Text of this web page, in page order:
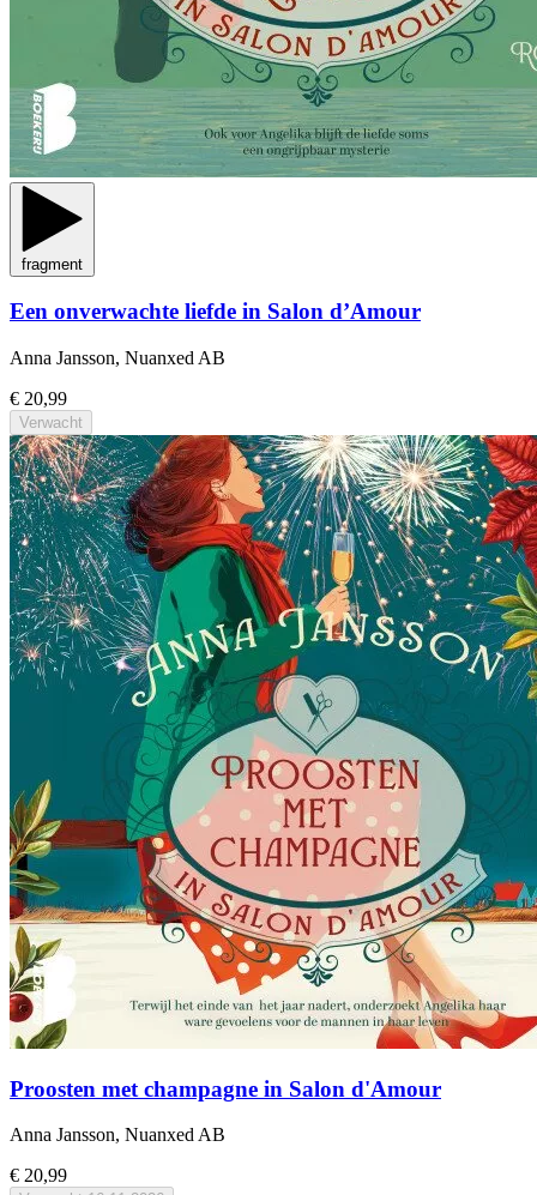
fragment
Een onverwachte liefde in Salon d’Amour
Anna Jansson, Nuanxed AB
€ 20,99
Verwacht
Proosten met champagne in Salon d'Amour
Anna Jansson, Nuanxed AB
€ 20,99